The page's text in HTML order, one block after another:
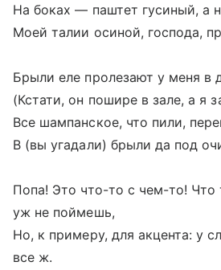
На боках — паштет гусиный, а
Моей талии осиной, господа,
Брыли еле пролезают у меня в
(Кстати, он пошире в зале, а я
Все шампанское, что пили,
В (вы угадали) брыли да под
Попа! Это что-то с чем-то!
уж не поймешь,
Но, к примеру, для акцента: у
все ж.